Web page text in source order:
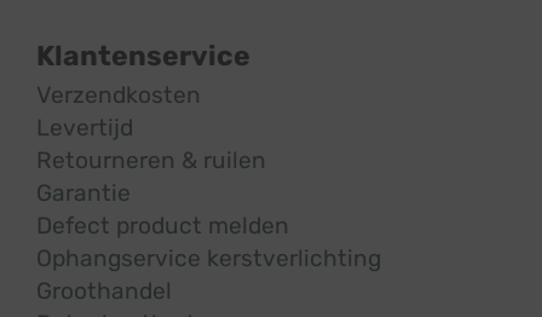
Klantenservice
Verzendkosten
Levertijd
Retourneren & ruilen
Garantie
Defect product melden
Ophangservice kerstverlichting
Groothandel